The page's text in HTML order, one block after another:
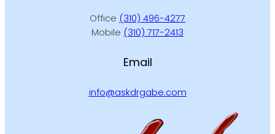
Office (310) 496-4277
Mobile (310) 717-2413
Email
info@askdrgabe.com